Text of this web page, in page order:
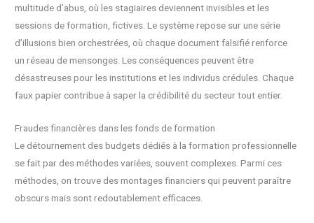
multitude d’abus, où les stagiaires deviennent invisibles et les
sessions de formation, fictives. Le système repose sur une série
d’illusions bien orchestrées, où chaque document falsifié renforce
un réseau de mensonges. Les conséquences peuvent être
désastreuses pour les institutions et les individus crédules. Chaque
faux papier contribue à saper la crédibilité du secteur tout entier.
Fraudes financières dans les fonds de formation
Le détournement des budgets dédiés à la formation professionnelle
se fait par des méthodes variées, souvent complexes. Parmi ces
méthodes, on trouve des montages financiers qui peuvent paraître
obscurs mais sont redoutablement efficaces.